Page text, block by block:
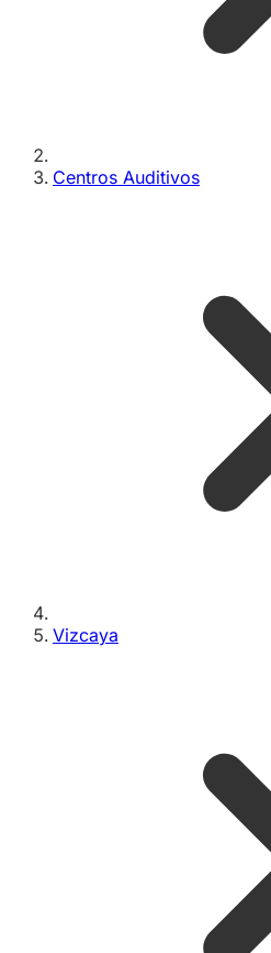
Centros Auditivos
Vizcaya